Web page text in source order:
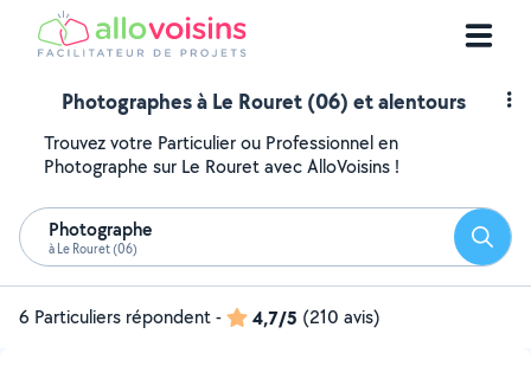
Photographes à Le Rouret (06) et alentours
Trouvez votre Particulier ou Professionnel en
Photographe sur Le Rouret avec AlloVoisins !
Photographe
à Le Rouret (06)
6 Particuliers répondent- 4,7/5 (210 avis)